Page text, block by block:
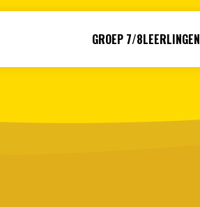
GROEP 7/8LEERLINGEN